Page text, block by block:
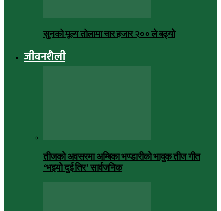
सुनको मूल्य तोलामा चार हजार २०० ले बढ्यो
जीवनशैली
तीजको अवसरमा अम्बिका भण्डारीको भावुक तीज गीत
‘भइयो दुई तिर’ सार्वजनिक